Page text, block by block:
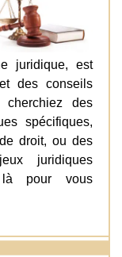
juridique, est
des conseils
des
spécifiques,
droit, ou des
juridiques
pour vous